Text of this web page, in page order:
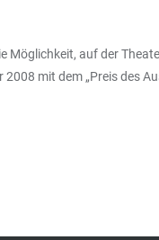
auf der
mit dem „Preis des